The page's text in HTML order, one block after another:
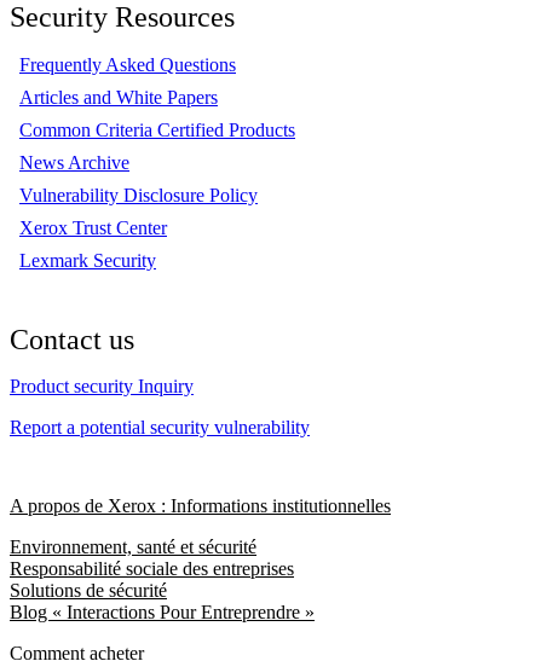
Security Resources
Frequently Asked Questions
Articles and White Papers
Common Criteria Certified Products
News Archive
Vulnerability Disclosure Policy
Xerox Trust Center
Lexmark Security
Contact us
Product security Inquiry
Report a potential security vulnerability
A propos de Xerox : Informations institutionnelles
Environnement, santé et sécurité
Responsabilité sociale des entreprises
Solutions de sécurité
Blog « Interactions Pour Entreprendre »
Comment acheter